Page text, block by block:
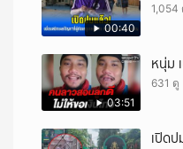
00:40
1,054
03:51
หนุ่ม
631 ดู
เปิด